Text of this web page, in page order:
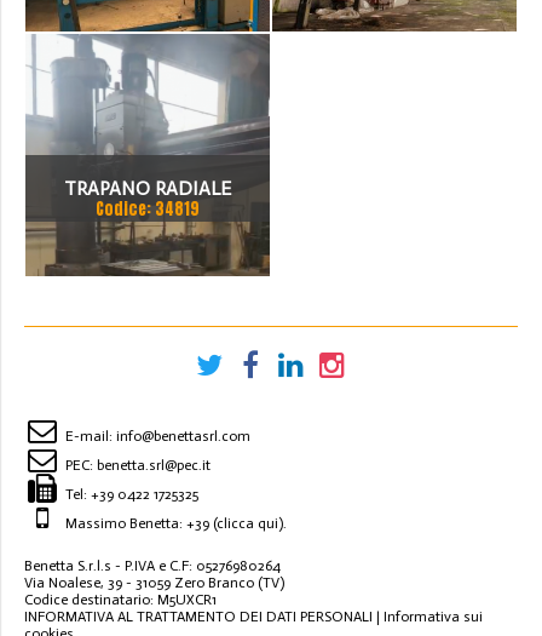
TON SCARTAMENTO 16190
TRAPANO RADIALE
SBRACCIO 3000 MM. FORO
100 MM
Codice: 34819
E-mail: info@benettasrl.com
PEC: benetta.srl@pec.it
Tel: +39 0422 1725325
Massimo Benetta: +39 (clicca qui).
Benetta S.r.l.s - P.IVA e C.F: 05276980264
Via Noalese, 39 - 31059 Zero Branco (TV)
Codice destinatario: M5UXCR1
INFORMATIVA AL TRATTAMENTO DEI DATI PERSONALI | Informativa sui